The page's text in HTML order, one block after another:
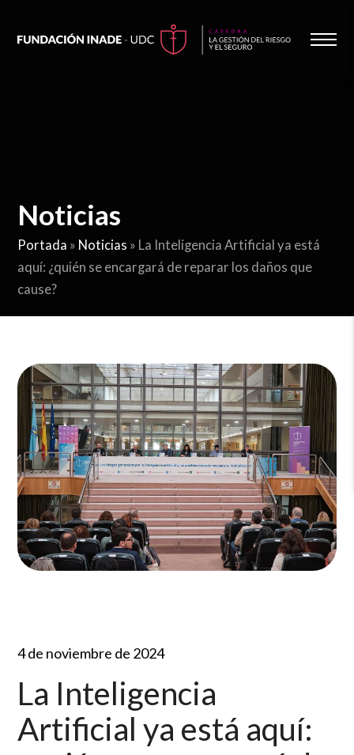
Noticias
Portada » Noticias » La Inteligencia Artificial ya está
aquí: ¿quién se encargará de reparar los daños que
cause?
4 de noviembre de 2024
La Inteligencia
Artificial ya está aquí: